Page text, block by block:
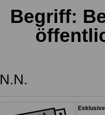
Begriff:
N.N.